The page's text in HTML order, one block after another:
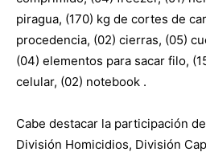
piragua, (170) kg de cortes de
procedencia, (02) cierras, (05)
(04) elementos para sacar filo,
celular, (02) notebook .
Cabe destacar la participación
División Homicidios, División